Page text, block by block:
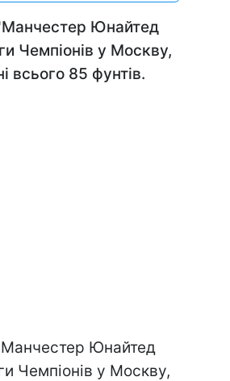
Юнайтед
Чемпіонів у Москву,
всього 85 фунтів.
Юнайтед
Чемпіонів у Москву,